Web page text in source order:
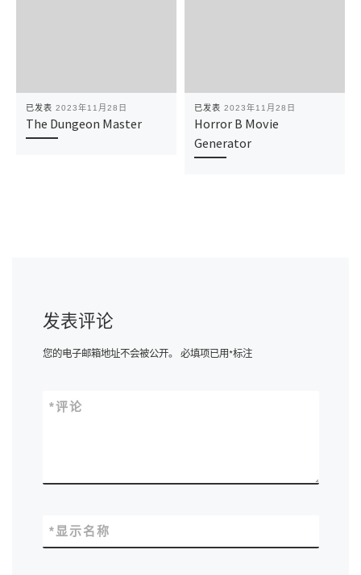
已发表 2023年11月28日
The Dungeon Master
已发表 2023年11月28日
Horror B Movie
Generator
发表评论
您的电子邮箱地址不会被公开。 必填项已用*标注
评论
*
显示名称
*